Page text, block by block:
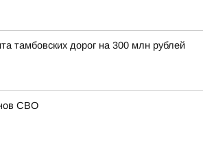
тамбовских дорог на 300 млн рублей
СВО